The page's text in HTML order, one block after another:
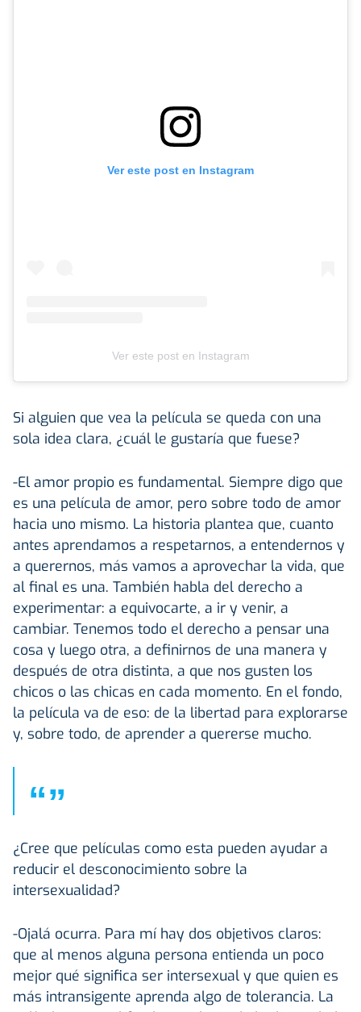
Ver este post en Instagram
Ver este post en Instagram
Si alguien que vea la película se queda con una
sola idea clara, ¿cuál le gustaría que fuese?
-El amor propio es fundamental. Siempre digo que
es una película de amor, pero sobre todo de amor
hacia uno mismo. La historia plantea que, cuanto
antes aprendamos a respetarnos, a entendernos y
a querernos, más vamos a aprovechar la vida, que
al final es una. También habla del derecho a
experimentar: a equivocarte, a ir y venir, a
cambiar. Tenemos todo el derecho a pensar una
cosa y luego otra, a definirnos de una manera y
después de otra distinta, a que nos gusten los
chicos o las chicas en cada momento. En el fondo,
la película va de eso: de la libertad para explorarse
y, sobre todo, de aprender a quererse mucho.
“”
¿Cree que películas como esta pueden ayudar a
reducir el desconocimiento sobre la
intersexualidad?
-Ojalá ocurra. Para mí hay dos objetivos claros:
que al menos alguna persona entienda un poco
mejor qué significa ser intersexual y que quien es
más intransigente aprenda algo de tolerancia. La